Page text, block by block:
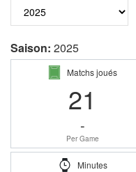
Saison: 2025
Matchs joués
21
-
Per Game
Minutes